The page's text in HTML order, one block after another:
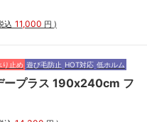
込 11,000 円 )
り止め 遊び毛防止 HOT対応 低ホルム
ープラス 190x240cm フ